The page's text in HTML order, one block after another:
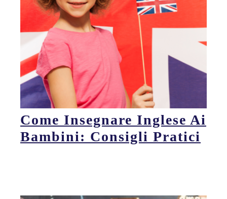
Come Insegnare Inglese Ai
Bambini: Consigli Pratici